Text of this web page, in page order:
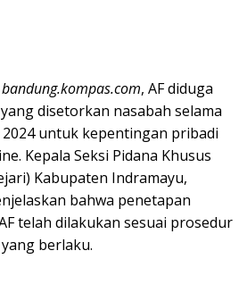
bandung.kompas.com, AF diduga
disetorkan nasabah selama
untuk kepentingan pribadi
Kepala Seksi Pidana Khusus
Kabupaten Indramayu,
bahwa penetapan
telah dilakukan sesuai prosedur
berlaku.